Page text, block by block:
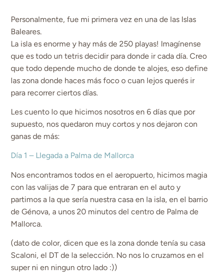
Personalmente, fue mi primera vez en una de las Islas
Baleares.
La isla es enorme y hay más de 250 playas! Imagínense
que es todo un tetris decidir para donde ir cada día. Creo
que todo depende mucho de donde te alojes, eso define
las zona donde haces más foco o cuan lejos querés ir
para recorrer ciertos días.
Les cuento lo que hicimos nosotros en 6 días que por
supuesto, nos quedaron muy cortos y nos dejaron con
ganas de más:
Día 1 – Llegada a Palma de Mallorca
Nos encontramos todos en el aeropuerto, hicimos magia
con las valijas de 7 para que entraran en el auto y
partimos a la que sería nuestra casa en la isla, en el barrio
de Génova, a unos 20 minutos del centro de Palma de
Mallorca.
(dato de color, dicen que es la zona donde tenía su casa
Scaloni, el DT de la selección. No nos lo cruzamos en el
super ni en ningun otro lado :))